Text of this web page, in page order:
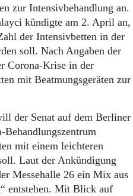
zur Intensivbehandlung an.
kündigte am 2. April an,
der Intensivbetten in der
soll. Nach Angaben der
Corona-Krise in der
mit Beatmungsgeräten zur
der Senat auf dem Berliner
Behandlungszentrum
mit einem leichteren
Laut der Ankündigung
Messehalle 26 ein Mix aus
entstehen. Mit Blick auf